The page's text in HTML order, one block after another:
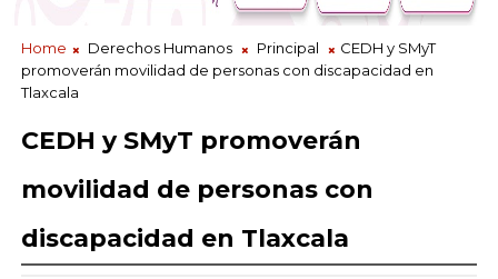
Home Derechos Humanos Principal
CEDH y SMyT
promoverán movilidad de personas con discapacidad en
Tlaxcala
CEDH y SMyT promoverán
movilidad de personas con
discapacidad en Tlaxcala